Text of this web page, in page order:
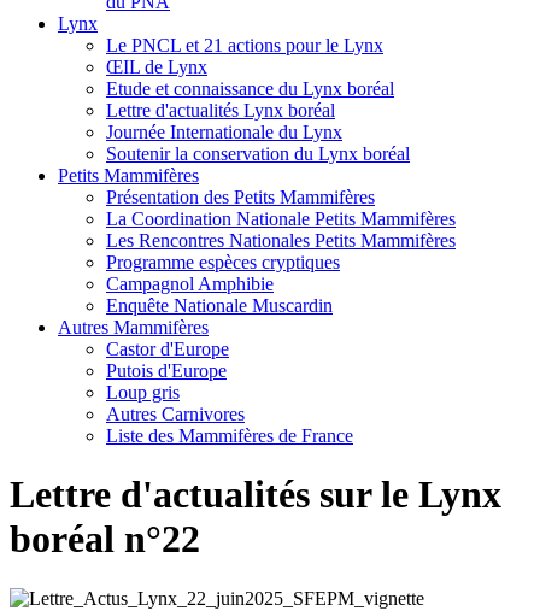
Lynx
Le PNCL et 21 actions pour le Lynx
ŒIL de Lynx
Etude et connaissance du Lynx boréal
Lettre d'actualités Lynx boréal
Journée Internationale du Lynx
Soutenir la conservation du Lynx boréal
Petits Mammifères
Présentation des Petits Mammifères
La Coordination Nationale Petits Mammifères
Les Rencontres Nationales Petits Mammifères
Programme espèces cryptiques
Campagnol Amphibie
Enquête Nationale Muscardin
Autres Mammifères
Castor d'Europe
Putois d'Europe
Loup gris
Autres Carnivores
Liste des Mammifères de France
Lettre d'actualités sur le Lynx
boréal n°22